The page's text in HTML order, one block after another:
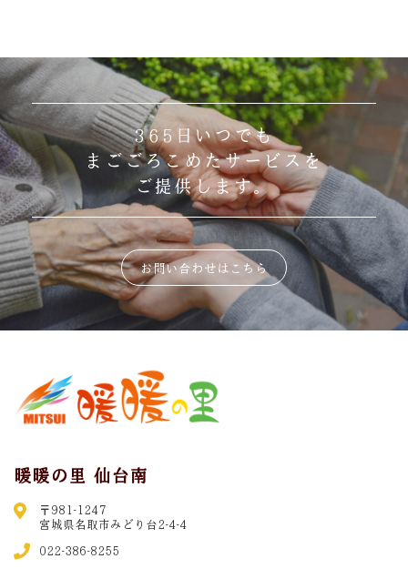
365日いつでも
まごごろこめたサービスを
ご提供します。
お問い合わせはこちら
暖暖の里 仙台南
〒981-1247
宮城県名取市みどり台2-4-4
022-386-8255